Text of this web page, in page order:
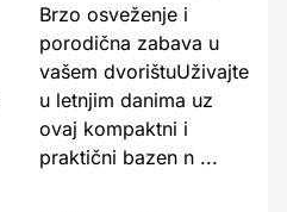
Brzo osveženje i
porodična zabava u
vašem dvorištuUživajte
u letnjim danima uz
ovaj kompaktni i
praktični bazen n ...